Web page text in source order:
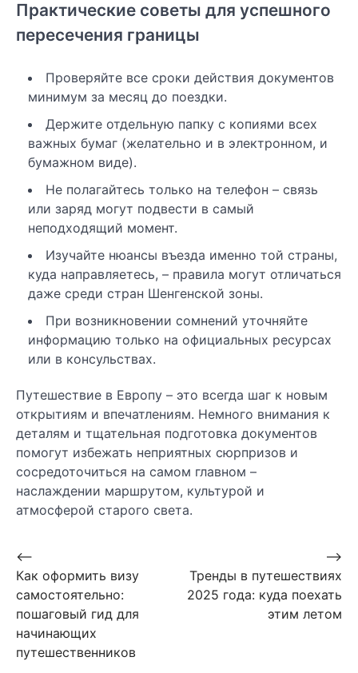
Практические советы для успешного
пересечения границы
Проверяйте все сроки действия документов
минимум за месяц до поездки.
Держите отдельную папку с копиями всех
важных бумаг (желательно и в электронном, и
бумажном виде).
Не полагайтесь только на телефон – связь
или заряд могут подвести в самый
неподходящий момент.
Изучайте нюансы въезда именно той страны,
куда направляетесь, – правила могут отличаться
даже среди стран Шенгенской зоны.
При возникновении сомнений уточняйте
информацию только на официальных ресурсах
или в консульствах.
Путешествие в Европу – это всегда шаг к новым
открытиям и впечатлениям. Немного внимания к
деталям и тщательная подготовка документов
помогут избежать неприятных сюрпризов и
сосредоточиться на самом главном –
наслаждении маршрутом, культурой и
атмосферой старого света.
Навигация
по
записям
⟵
Как оформить визу
самостоятельно:
пошаговый гид для
начинающих
путешественников
Тренды в путешествиях
2025 года: куда поехать
этим летом
⟶